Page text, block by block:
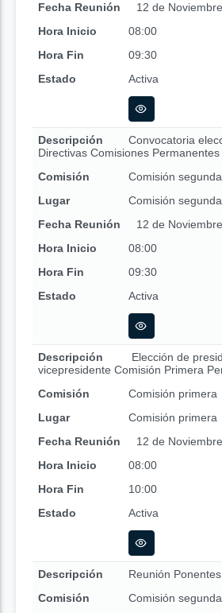
Fecha Reunión
12 de
Hora Inicio
08:00
Hora Fin
09:30
Estado
Activa
Descripción
Convocatoria
Directivas Comisiones Permanentes
Comisión
Comisión segunda
Lugar
Comisión segunda
Fecha Reunión
12 de
Hora Inicio
08:00
Hora Fin
09:30
Estado
Activa
Descripción
Elección de
vicepresidente Comisión Primera
Comisión
Comisión primera
Lugar
Comisión primera
Fecha Reunión
12 de
Hora Inicio
08:00
Hora Fin
10:00
Estado
Activa
Descripción
Reunión
Comisión
Comisión segunda